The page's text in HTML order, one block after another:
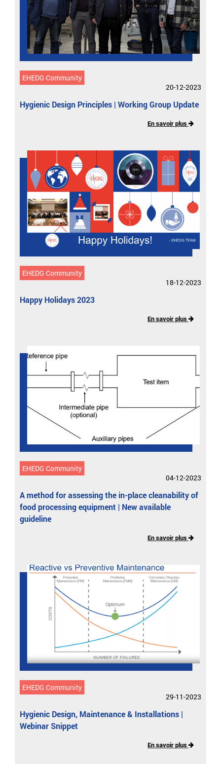
EHEDG Community
20-12-2023
Hygienic Design Principles | Working Group Update
En savoir plus
EHEDG Community
18-12-2023
Happy Holidays 2023
En savoir plus
EHEDG Community
04-12-2023
A method for assessing the in-place cleanability of
food processing equipment | New available
guideline
En savoir plus
EHEDG Community
29-11-2023
Hygienic Design, Maintenance & Installations |
Webinar Snippet
En savoir plus